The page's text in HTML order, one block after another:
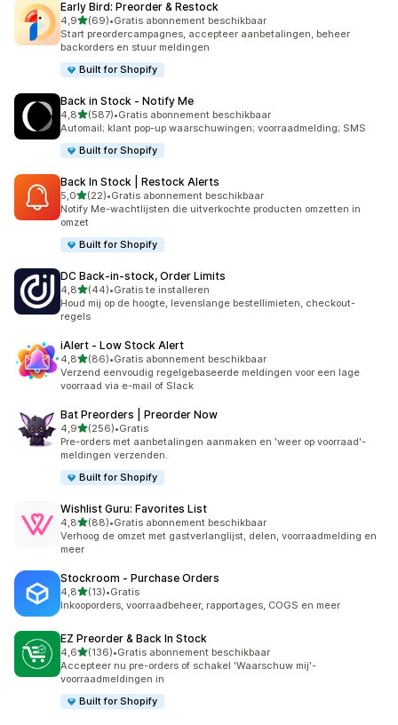
Early Bird: Preorder & Restock
4,9van 5 sterren
(69)
69 recensies in totaal
•Gratis abonnement beschikbaar
Start preordercampagnes, accepteer aanbetalingen, beheer
backorders en stuur meldingen
Built for Shopify
Back in Stock ‑ Notify Me
4,8van 5 sterren
(587)
587 recensies in totaal
•Gratis abonnement beschikbaar
Automail; klant pop-up waarschuwingen; voorraadmelding; SMS
Built for Shopify
Back In Stock | Restock Alerts
5,0van 5 sterren
(22)
22 recensies in totaal
•Gratis abonnement beschikbaar
Notify Me-wachtlijsten die uitverkochte producten omzetten in
omzet
Built for Shopify
DC Back‑in‑stock, Order Limits
4,8van 5 sterren
(44)
44 recensies in totaal
•Gratis te installeren
Houd mij op de hoogte, levenslange bestellimieten, checkout-
regels
iAlert ‑ Low Stock Alert
4,8van 5 sterren
(86)
86 recensies in totaal
•Gratis abonnement beschikbaar
Verzend eenvoudig regelgebaseerde meldingen voor een lage
voorraad via e-mail of Slack
Bat Preorders | Preorder Now
4,9van 5 sterren
(256)
256 recensies in totaal
•Gratis
Pre-orders met aanbetalingen aanmaken en 'weer op voorraad'-
meldingen verzenden.
Built for Shopify
Wishlist Guru: Favorites List
4,8van 5 sterren
(88)
88 recensies in totaal
•Gratis abonnement beschikbaar
Verhoog de omzet met gastverlanglijst, delen, voorraadmelding en
meer
Stockroom ‑ Purchase Orders
4,8van 5 sterren
(13)
13 recensies in totaal
•Gratis
Inkooporders, voorraadbeheer, rapportages, COGS en meer
EZ Preorder & Back In Stock
4,6van 5 sterren
(136)
136 recensies in totaal
•Gratis abonnement beschikbaar
Accepteer nu pre-orders of schakel 'Waarschuw mij'-
voorraadmeldingen in
Built for Shopify